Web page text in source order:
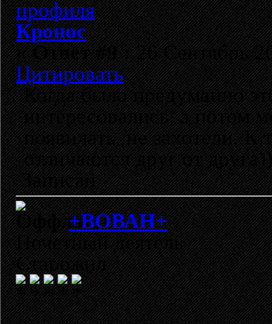
Кронос
«Ответ #9 :26 Сентябрь
Цитировать
Когда было предуманно
интересовались, а потом
появилать, не захотели.
отличаются друг от
Записан
+ВОВАН+
Почетный деятель
Старожил